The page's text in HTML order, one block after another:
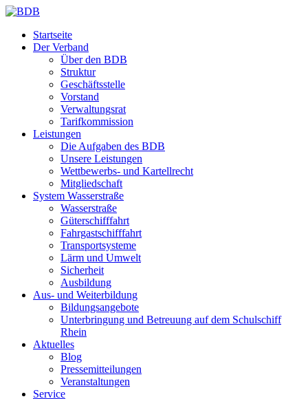
Startseite
Der Verband
Über den BDB
Struktur
Geschäftsstelle
Vorstand
Verwaltungsrat
Tarifkommission
Leistungen
Die Aufgaben des BDB
Unsere Leistungen
Wettbewerbs- und Kartellrecht
Mitgliedschaft
System Wasserstraße
Wasserstraße
Güterschifffahrt
Fahrgastschifffahrt
Transportsysteme
Lärm und Umwelt
Sicherheit
Ausbildung
Aus- und Weiterbildung
Bildungsangebote
Unterbringung und Betreuung auf dem Schulschiff
Rhein
Aktuelles
Blog
Pressemitteilungen
Veranstaltungen
Service